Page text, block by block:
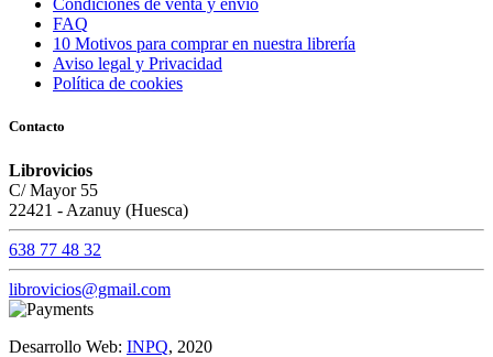
Condiciones de venta y envío
FAQ
10 Motivos para comprar en nuestra librería
Aviso legal y Privacidad
Política de cookies
Contacto
Librovicios
C/ Mayor 55
22421 - Azanuy (Huesca)
638 77 48 32
librovicios@gmail.com
Desarrollo Web: INPQ, 2020